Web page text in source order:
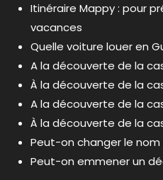
Itinéraire Mappy : pour
vacances
Quelle voiture louer en
A la découverte de la
À la découverte de la
A la découverte de la
À la découverte de la
Peut-on changer le nom
Peut-on emmener un